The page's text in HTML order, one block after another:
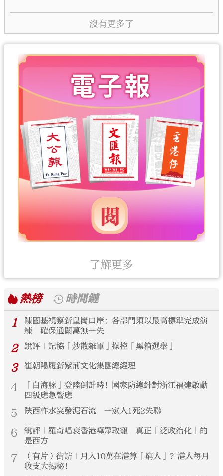
沒有更多了
了解更多
熱榜
時間鏈
1
陳國基視察新皇崗口岸：各部門須以最高標準完成演
練 確保通關萬無一失
2 銳評｜記協「炒散雜軍」操控「黑箱選舉」
3 崔朝陽履新紫荊文化集團總經理
4
「白海豚」登陸倒計時！國家防總針對浙江福建啟動
四級應急響應
5 陝西柞水突發泥石流 一家人1死2失聯
6
銳評｜羅奇唱衰香港嘩眾取寵 真正「泛政治化」的
是西方
7
（有片）街訪｜月入10萬在港算「窮人」？港人每月
收支大揭秘！